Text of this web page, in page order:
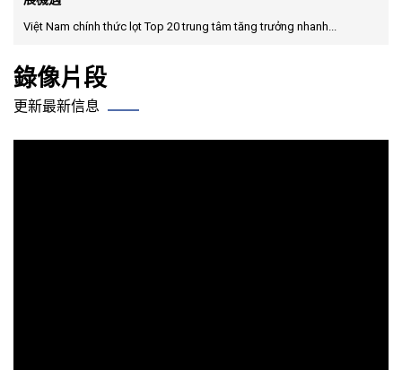
Việt Nam chính thức lọt Top 20 trung tâm tăng trưởng nhanh...
錄像片段
更新最新信息